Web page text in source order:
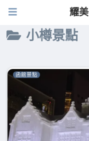
耀
小樽景點
函館景點
耀